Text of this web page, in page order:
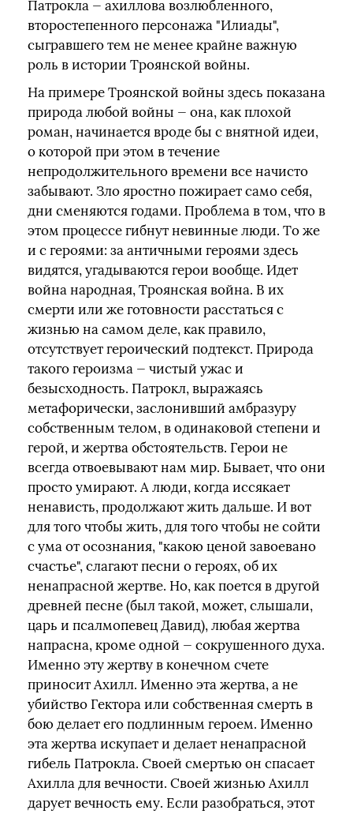
Патрокла — ахиллова возлюбленного,
второстепенного персонажа "Илиады",
сыгравшего тем не менее крайне важную
роль в истории Троянской войны.
На примере Троянской войны здесь показана
природа любой войны — она, как плохой
роман, начинается вроде бы с внятной идеи,
о которой при этом в течение
непродолжительного времени все начисто
забывают. Зло яростно пожирает само себя,
дни сменяются годами. Проблема в том, что в
этом процессе гибнут невинные люди. То же
и с героями: за античными героями здесь
видятся, угадываются герои вообще. Идет
война народная, Троянская война. В их
смерти или же готовности расстаться с
жизнью на самом деле, как правило,
отсутствует героический подтекст. Природа
такого героизма — чистый ужас и
безысходность. Патрокл, выражаясь
метафорически, заслонивший амбразуру
собственным телом, в одинаковой степени и
герой, и жертва обстоятельств. Герои не
всегда отвоевывают нам мир. Бывает, что они
просто умирают. А люди, когда иссякает
ненависть, продолжают жить дальше. И вот
для того чтобы жить, для того чтобы не сойти
с ума от осознания, "какою ценой завоевано
счастье", слагают песни о героях, об их
ненапрасной жертве. Но, как поется в другой
древней песне (был такой, может, слышали,
царь и псалмопевец Давид), любая жертва
напрасна, кроме одной — сокрушенного духа.
Именно эту жертву в конечном счете
приносит Ахилл. Именно эта жертва, а не
убийство Гектора или собственная смерть в
бою делает его подлинным героем. Именно
эта жертва искупает и делает ненапрасной
гибель Патрокла. Своей смертью он спасает
Ахилла для вечности. Своей жизнью Ахилл
дарует вечность ему. Если разобраться, этот